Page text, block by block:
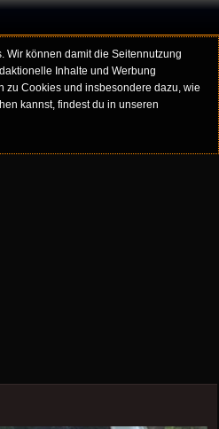
Wir können damit die Seitennutzung
Inhalte und Werbung
zu Cookies und insbesondere dazu, wie
kannst, findest du in unseren